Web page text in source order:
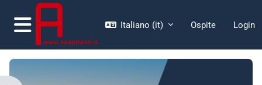
Vai al contenuto principale
Pannello laterale
Italiano ‎(it)‎ Ospite Login